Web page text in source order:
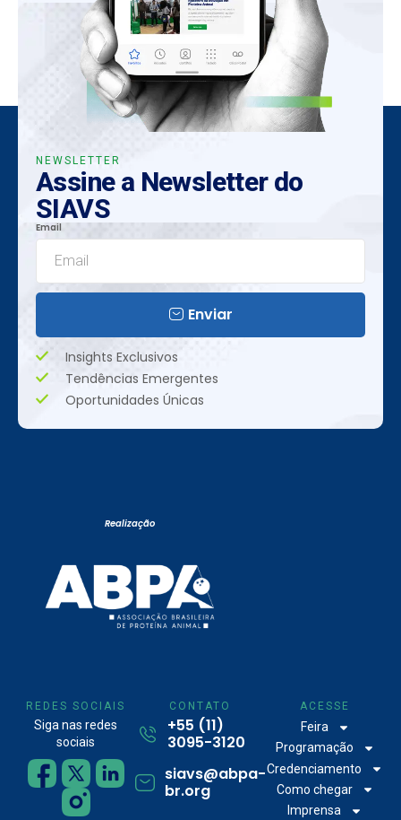
NEWSLETTER
Assine a Newsletter do
SIAVS
Email
Enviar
Insights Exclusivos
Tendências Emergentes
Oportunidades Únicas
Realização
REDES SOCIAIS
Siga nas redes
sociais
CONTATO
+55 (11)
3095-3120
siavs@abpa-
br.org
ACESSE
Feira
Programação
Credenciamento
Como chegar
Imprensa